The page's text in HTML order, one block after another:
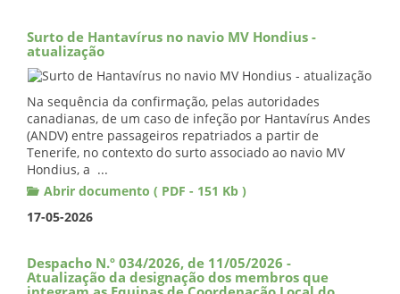
Surto de Hantavírus no navio MV Hondius -
atualização
Na sequência da confirmação, pelas autoridades
canadianas, de um caso de infeção por Hantavírus Andes
(ANDV) entre passageiros repatriados a partir de
Tenerife, no contexto do surto associado ao navio MV
Hondius, a ...
Abrir documento ( PDF - 151 Kb )
17-05-2026
Despacho N.º 034/2026, de 11/05/2026 -
Atualização da designação dos membros que